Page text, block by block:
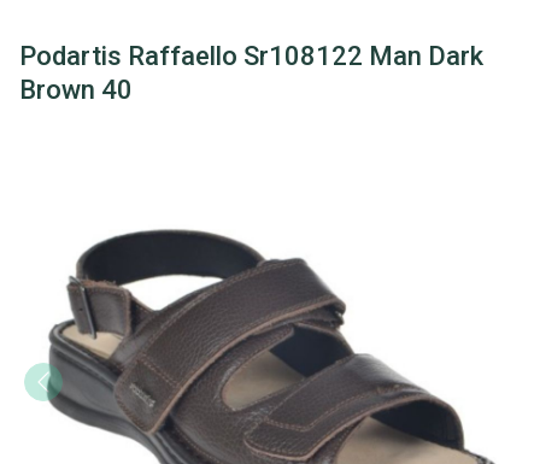
Podartis Raffaello Sr108122 Man Dark
Brown 40